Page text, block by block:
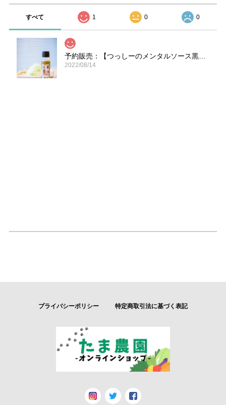
すべて 1 0 0
予約販売：【つっしーのメンタルソース黒にんにく】送料別
2022/08/14
プライバシーポリシー 特定商取引法に基づく表記